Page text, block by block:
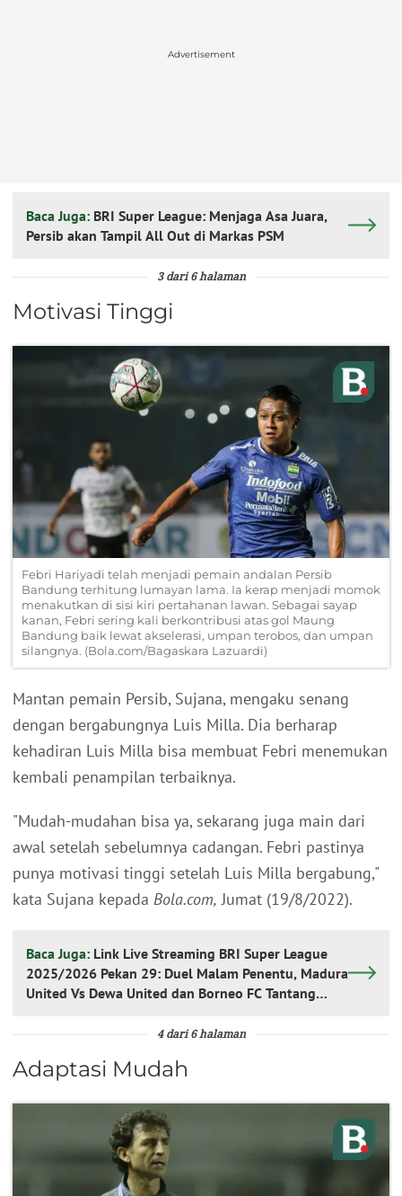
Advertisement
Baca Juga: BRI Super League: Menjaga Asa Juara,
Persib akan Tampil All Out di Markas PSM
3 dari 6 halaman
Motivasi Tinggi
Febri Hariyadi telah menjadi pemain andalan Persib
Bandung terhitung lumayan lama. Ia kerap menjadi momok
menakutkan di sisi kiri pertahanan lawan. Sebagai sayap
kanan, Febri sering kali berkontribusi atas gol Maung
Bandung baik lewat akselerasi, umpan terobos, dan umpan
silangnya. (Bola.com/Bagaskara Lazuardi)
Mantan pemain Persib, Sujana, mengaku senang
dengan bergabungnya Luis Milla. Dia berharap
kehadiran Luis Milla bisa membuat Febri menemukan
kembali penampilan terbaiknya.
"Mudah-mudahan bisa ya, sekarang juga main dari
awal setelah sebelumnya cadangan. Febri pastinya
punya motivasi tinggi setelah Luis Milla bergabung,"
kata Sujana kepada Bola.com, Jumat (19/8/2022).
Baca Juga: Link Live Streaming BRI Super League
2025/2026 Pekan 29: Duel Malam Penentu, Madura
United Vs Dewa United dan Borneo FC Tantang
4 dari 6 halaman
Adaptasi Mudah